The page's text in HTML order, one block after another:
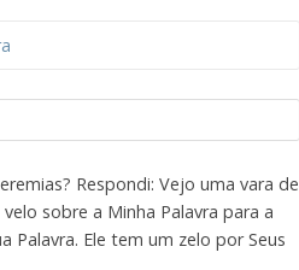
Respondi: Vejo uma vara de
sobre a Minha Palavra para a
Palavra. Ele tem um zelo por Seus